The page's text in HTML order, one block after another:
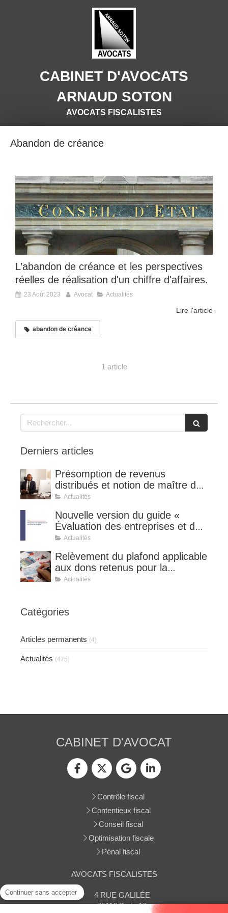
CABINET D'AVOCATS
ARNAUD SOTON
AVOCATS FISCALISTES
Abandon de créance
L’abandon de créance et les perspectives
réelles de réalisation d'un chiffre d'affaires.
23 Août 2023 Avocat Actualités
Lire l'article
abandon de créance
1 article
Rechercher
Derniers articles
Présomption de revenus
distribués et notion de maître de
l'affaire (CE 8 juillet 2026, n°
Actualités
Nouvelle version du guide «
Évaluation des entreprises et des
titres de sociétés ».
Actualités
Relèvement du plafond applicable
aux dons retenus pour la
détermination de la réduction
Actualités
Catégories
Articles permanents (4)
Actualités (475)
CABINET D'AVOCAT
Contrôle fiscal
Contentieux fiscal
Conseil fiscal
Optimisation fiscale
Pénal fiscal
AVOCATS FISCALISTES
4 RUE GALILÉE
75116 Paris 16
Continuer sans accepter